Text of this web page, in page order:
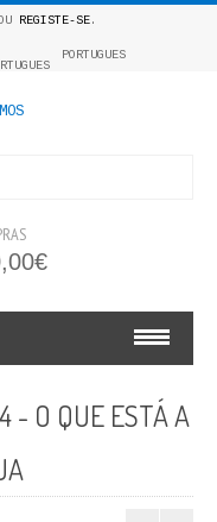
REGISTE-SE.
PORTUGUES
- O QUE ESTÁ A